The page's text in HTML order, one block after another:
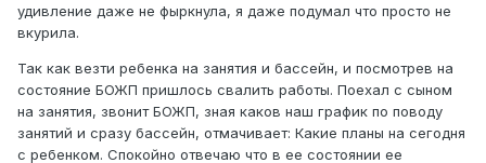
удивление даже не фыркнула, я даже подумал что просто не
вкурила.
Так как везти ребенка на занятия и бассейн, и посмотрев на
состояние БОЖП пришлось свалить работы. Поехал с сыном
на занятия, звонит БОЖП, зная каков наш график по поводу
занятий и сразу бассейн, отмачивает: Какие планы на сегодня
с ребенком. Спокойно отвечаю что в ее состоянии ее